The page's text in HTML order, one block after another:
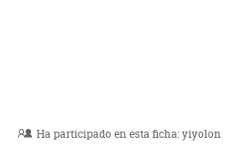
Ha participado en esta ficha:yiyolon